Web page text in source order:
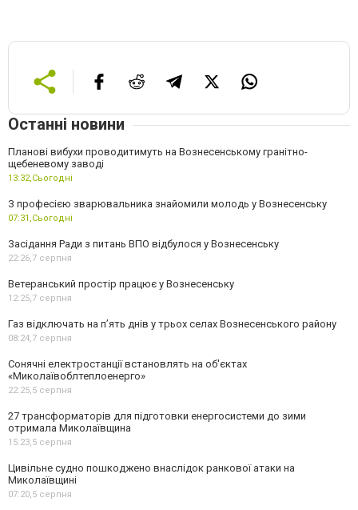
Останні новини
Планові вибухи проводитимуть на Вознесенському гранітно-
щебеневому заводі
13:32,Сьогодні
З професією зварювальника знайомили молодь у Вознесенську
07:31,Сьогодні
Засідання Ради з питань ВПО відбулося у Вознесенську
22:26,7 серпня
Ветеранський простір працює у Вознесенську
12:25,7 серпня
Газ відключать на п’ять днів у трьох селах Вознесенського району
08:24,7 серпня
Сонячні електростанції встановлять на об'єктах
«Миколаївоблтеплоенерго»
22:25,5 серпня
27 трансформаторів для підготовки енергосистеми до зими
отримала Миколаївщина
15:23,5 серпня
Цивільне судно пошкоджено внаслідок ранкової атаки на
Миколаївщині
07:20,5 серпня